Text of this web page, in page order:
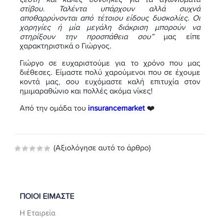
στίβου. Ταλέντα υπάρχουν αλλά συχνά
αποθαρρύνονται από τέτοιου είδους δυσκολίες. Οι
χορηγίες ή μία μεγάλη διάκριση μπορούν να
στηρίξουν την προσπάθεια σου”μας είπε
χαρακτηριστικά ο Γιώργος.
Γιώργο σε ευχαριστούμε για το χρόνο που μας
διέθεσες. Είμαστε πολύ χαρούμενοι που σε έχουμε
κοντά μας, σου ευχόμαστε καλή επιτυχία στον
ημιμαραθώνιο και πολλές ακόμα νίκες!
Από την ομάδα του insurancemarket ❤️
(Αξιολόγησε αυτό το άρθρο)
ΠΟΙΟΙ ΕΙΜΑΣΤΕ
Η Εταιρεία